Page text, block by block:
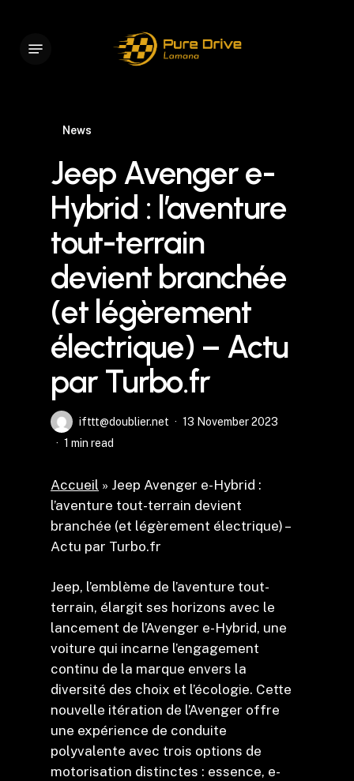
main
News
Jeep Avenger e-
Hybrid : l’aventure
tout-terrain
devient branchée
(et légèrement
électrique) – Actu
par Turbo.fr
ifttt@doublier.net
13 November 2023
1 min read
Accueil » Jeep Avenger e-Hybrid :
l’aventure tout-terrain devient
branchée (et légèrement électrique) –
Actu par Turbo.fr
Jeep, l’emblème de l’aventure tout-
terrain, élargit ses horizons avec le
lancement de l’Avenger e-Hybrid, une
voiture qui incarne l’engagement
continu de la marque envers la
diversité des choix et l’écologie. Cette
nouvelle itération de l’Avenger offre
une expérience de conduite
polyvalente avec trois options de
motorisation distinctes : essence, e-